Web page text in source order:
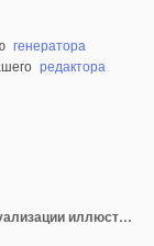
генератора
редактора
Смартфон с речевыми пузырями 3d визуализации иллюстрации